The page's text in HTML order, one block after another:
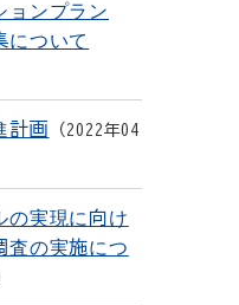
ョンプラン
について
計画
2022年04
の実現に向け
査の実施につ